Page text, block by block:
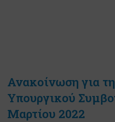
Ανακοίνωση για
Υπουργικού
Μαρτίου 2022